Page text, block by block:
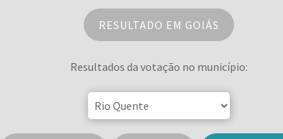
RESULTADO EM GOIÁS
Resultados da votação no município: